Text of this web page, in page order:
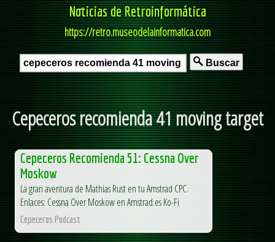
Noticias de Retroinformática
https://retro.museodelainformatica.com
Buscar
Cepeceros recomienda 41 moving target
Cepeceros Recomienda 51: Cessna Over
Moskow
La gran aventura de Mathias Rust en tu Amstrad CPC.
Enlaces: Cessna Over Moskow en Amstrad.es Ko-Fi
Cepeceros Podcast